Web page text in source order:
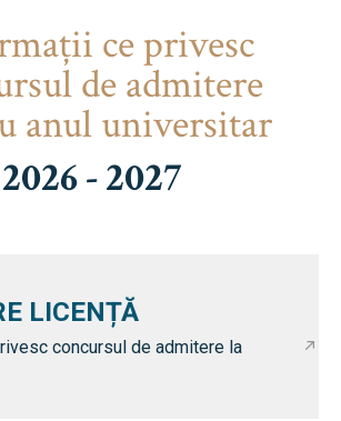
ce privesc
de admitere
anul universitar
2026 - 2027
LICENȚĂ
concursul de admitere la